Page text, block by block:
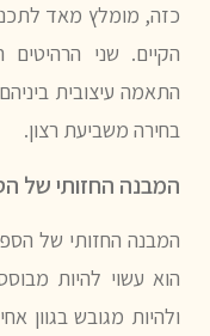
כזה, מומלץ מאד
הקיים. שני
התאמה עיצובית
בחירה משביעת רצון.
המבנה החזותי של
המבנה החזותי של
הוא עשוי להיות
ולהיות מגובש בגוון